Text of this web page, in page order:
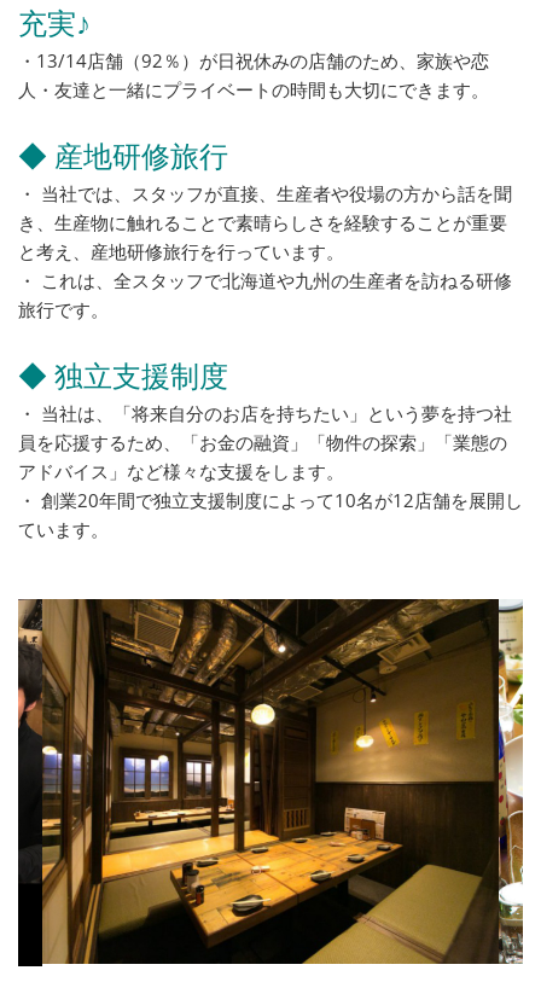
充実♪
・13/14店舗（92％）が日祝休みの店舗のため、家族や恋
人・友達と一緒にプライベートの時間も大切にできます。
◆ 産地研修旅行
・ 当社では、スタッフが直接、生産者や役場の方から話を聞
き、生産物に触れることで素晴らしさを経験することが重要
と考え、産地研修旅行を行っています。
・ これは、全スタッフで北海道や九州の生産者を訪ねる研修
旅行です。
◆ 独立支援制度
・ 当社は、「将来自分のお店を持ちたい」という夢を持つ社
員を応援するため、「お金の融資」「物件の探索」「業態の
アドバイス」など様々な支援をします。
・ 創業20年間で独立支援制度によって10名が12店舗を展開し
ています。